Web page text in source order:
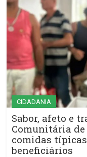
CIDADANIA
Sabor, afeto e
Comunitária
comidas
beneficiários